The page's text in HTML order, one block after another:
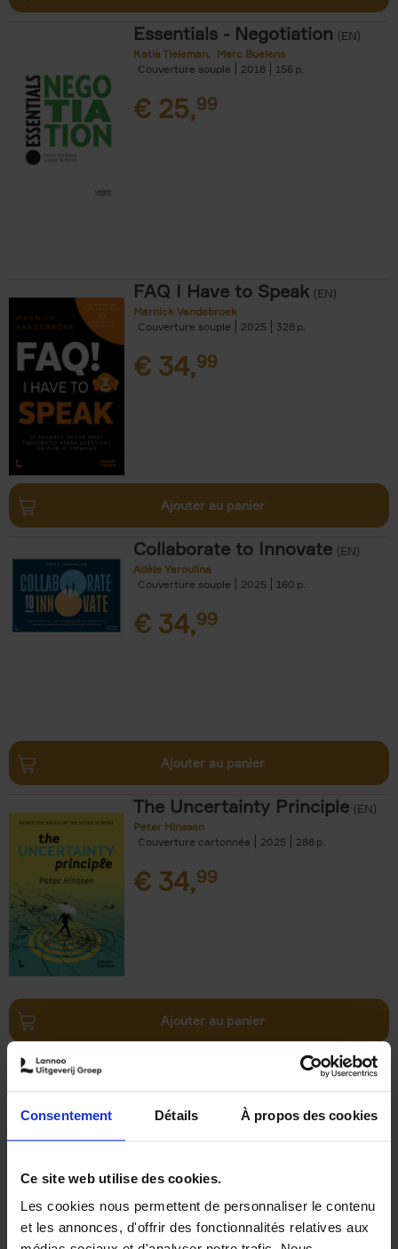
Consentement Détails À propos des cookies
Ce site web utilise des cookies.
Les cookies nous permettent de personnaliser le contenu
et les annonces, d'offrir des fonctionnalités relatives aux
Essentials - Negotiation (EN)
Katia Tieleman
Marc Buelens
Couverture souple
2018 156
€ 25,99
FAQ I Have to Speak (EN)
Marnick Vandebroek
Couverture souple
2025 328
€ 34,99
Ajouter au panier
Collaborate to Innovate (EN)
Adèle Yaroulina
Couverture souple
2025 160
€ 34,99
Ajouter au panier
The Uncertainty Principle (EN)
Peter Hinssen
Couverture cartonnée
2025 288
€ 34,99
Ajouter au panier
The Double-Gold Mindset (EN)